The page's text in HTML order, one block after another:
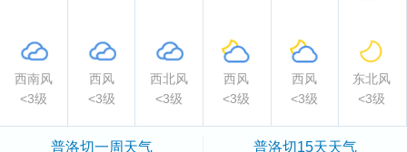
西南风 西风 西北风 西风 西风
东北风
<3级
<3级 <3级 <3级 <3级 <3级
普洛切一周天气 普洛切15天天气